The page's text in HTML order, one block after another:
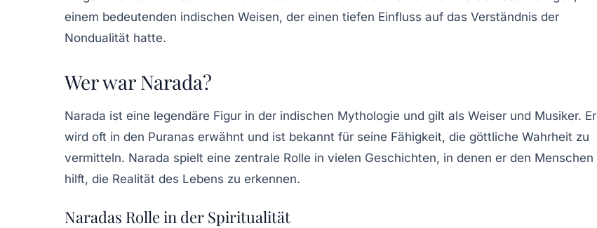
einem bedeutenden indischen Weisen, der einen tiefen Einfluss auf das Verständnis der
Nondualität hatte.
Wer war Narada?
Narada ist eine legendäre Figur in der indischen Mythologie und gilt als Weiser und Musiker. Er
wird oft in den Puranas erwähnt und ist bekannt für seine Fähigkeit, die göttliche Wahrheit zu
vermitteln. Narada spielt eine zentrale Rolle in vielen Geschichten, in denen er den Menschen
hilft, die Realität des Lebens zu erkennen.
Naradas Rolle in der Spiritualität